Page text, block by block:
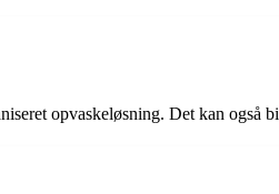
opvaskeløsning. Det kan også